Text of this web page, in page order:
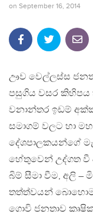
on September 16, 2014
ඌව වෙල්ලස්ස
පසුගිය වසර කිහිපය
වනාන්තර ඉඩම්
සමාගම් වලට හා
දේශපාලකයන්ගේ
හේතුවෙන් උද්ගත වී
බිම් සීමා වීම, අලි –
තත්ත්වයන්
ගොවි ජනතාව